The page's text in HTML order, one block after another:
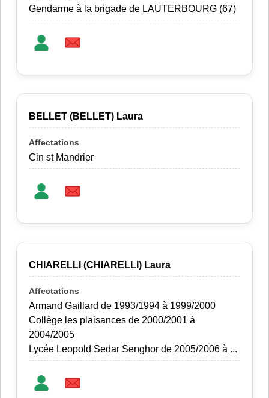
Gendarme à la brigade de LAUTERBOURG (67)
BELLET (BELLET) Laura
Cin st Mandrier
CHIARELLI (CHIARELLI) Laura
Armand Gaillard de 1993/1994 à 1999/2000
Collège les plaisances de 2000/2001 à
2004/2005
Lycée Leopold Sedar Senghor de 2005/2006 à ...